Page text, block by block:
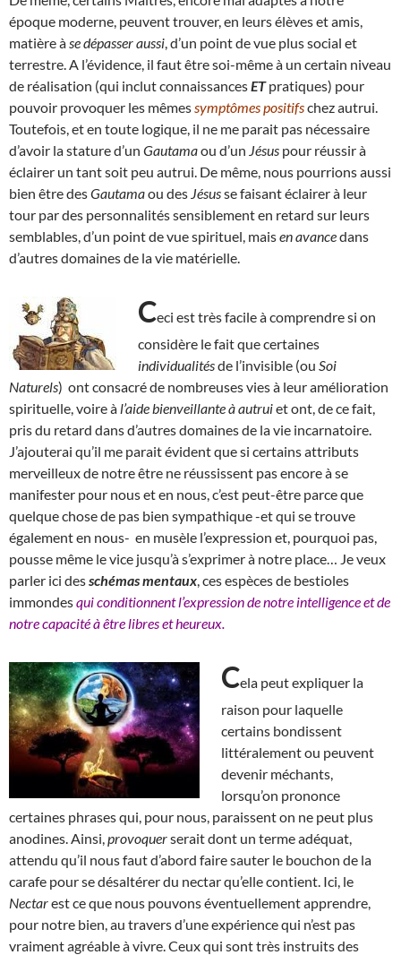
époque moderne, peuvent trouver, en leurs élèves et amis,
matière à se dépasser aussi , d’un point de vue plus social et
terrestre. A l’évidence, il faut être soi-même à un certain niveau
de réalisation (qui inclut connaissancesETpratiques) pour
pouvoir provoquer les mêmes symptômes positifschez autrui.
Toutefois, et en toute logique, il ne me parait pas nécessaire
d’avoir la stature d’un Gautamaou d’un Jésus pour réussir à
éclairer un tant soit peu autrui. De même, nous pourrions aussi
bien être desGautamaou des Jésusse faisant éclairer à leur
tour par des personnalités sensiblement en retard sur leurs
semblables, d’un point de vue spirituel, maisen avancedans
d’autres domaines de la vie matérielle.
Ceci est très facile à comprendre si on
considère le fait que certaines
individualitésde l’invisible (ou Soi
Naturels) ont consacré de nombreuses vies à leur amélioration
spirituelle, voire à l’aide bienveillante à autruiet ont, de ce fait,
pris du retard dans d’autres domaines de la vie incarnatoire.
J’ajouterai qu’il me parait évident que si certains attributs
merveilleux de notre être ne réussissent pas encore à se
manifester pour nous et en nous, c’est peut-être parce que
quelque chose de pas bien sympathique -et qui se trouve
également en nous- en musèle l’expression et, pourquoi pas,
pousse même le vice jusqu’à s’exprimer à notre place… Je veux
parler ici desschémas mentaux , ces espèces de bestioles
immondesqui conditionnent l’expression de notre intelligence et de
notre capacité à être libres et heureux.
Cela peut expliquer la
raison pour laquelle
certains bondissent
littéralement ou peuvent
devenir méchants,
lorsqu’on prononce
certaines phrases qui, pour nous, paraissent on ne peut plus
anodines. Ainsi, provoquerserait dont un terme adéquat,
attendu qu’il nous faut d’abord faire sauter le bouchon de la
carafe pour se désaltérer du nectar qu’elle contient. Ici, le
Nectarest ce que nous pouvons éventuellement apprendre,
pour notre bien, au travers d’une expérience qui n’est pas
vraiment agréable à vivre. Ceux qui sont très instruits des